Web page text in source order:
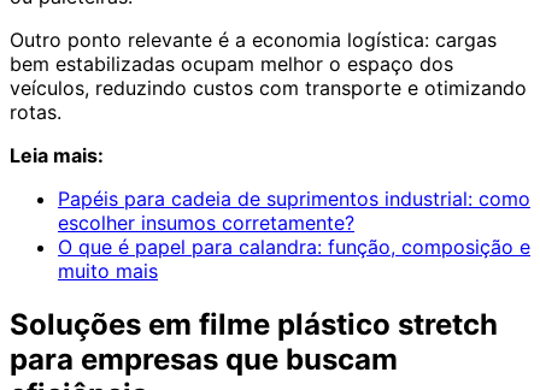
Outro ponto relevante é a economia logística: cargas
bem estabilizadas ocupam melhor o espaço dos
veículos, reduzindo custos com transporte e otimizando
rotas.
Leia mais:
Papéis para cadeia de suprimentos industrial: como
escolher insumos corretamente?
O que é papel para calandra: função, composição e
muito mais
Soluções em filme plástico stretch
para empresas que buscam